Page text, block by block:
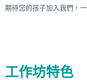
期待您的孩子加入我們，
工作坊特色